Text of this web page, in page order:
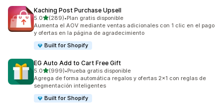
Kaching Post Purchase Upsell
5.0de 5 estrellas
(289)
289 reseñas en total
•Plan gratis disponible
Aumenta el AOV mediante ventas adicionales con 1 clic en el pago
y ofertas en la página de agradecimiento
Built for Shopify
EG Auto Add to Cart Free Gift
5.0de 5 estrellas
(999)
999 reseñas en total
•Prueba gratis disponible
Agrega de forma automática regalos y ofertas 2x1 con reglas de
segmentación inteligentes
Built for Shopify